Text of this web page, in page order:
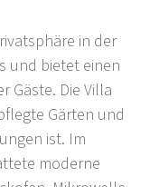
in der
und bietet einen
Gäste. Die Villa
Gärten und
ist. Im
moderne